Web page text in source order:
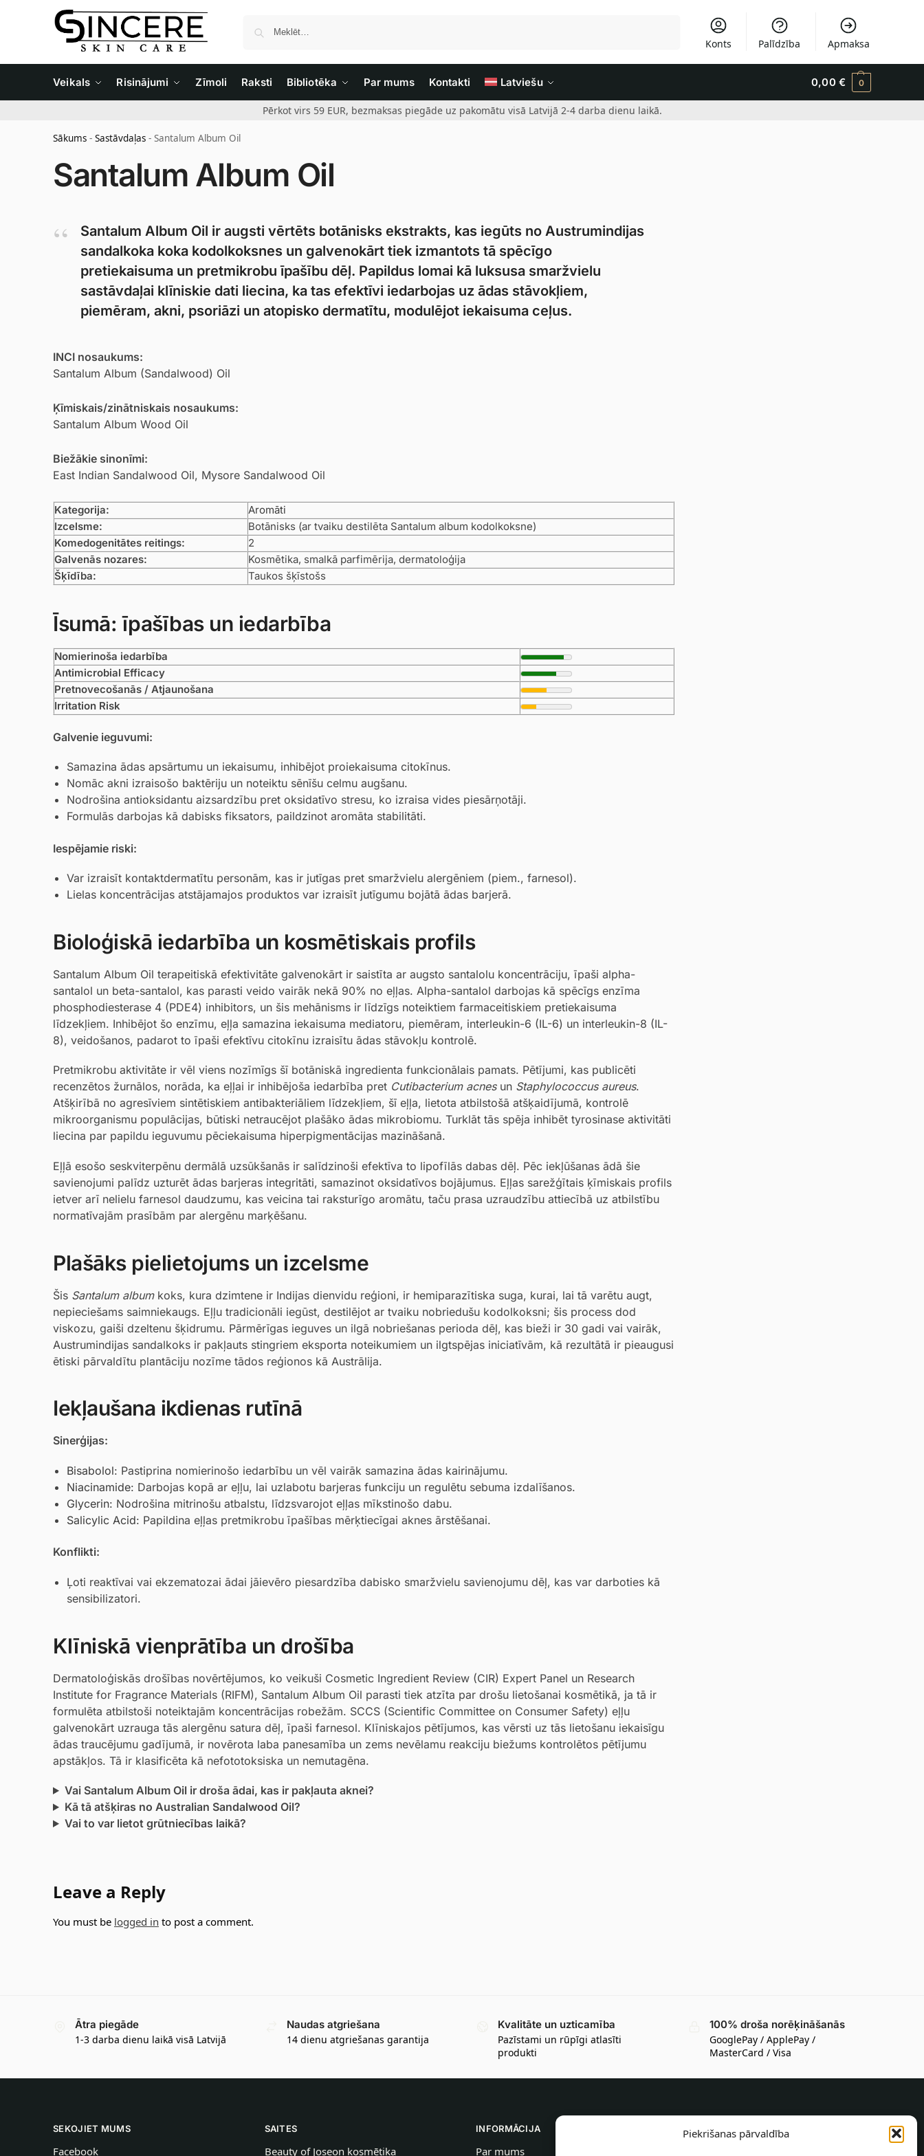
Piekrišanas pārvaldība
Konts Palīdzība Apmaksa
Veikals Risinājumi Zīmoli Raksti Bibliotēka Par mums Kontakti Latviešu 0,00 € 0
Pērkot virs 59 EUR, bezmaksas piegāde uz pakomātu visā Latvijā 2-4 darba dienu laikā.
Sākums - Sastāvdaļas - Santalum Album Oil
Santalum Album Oil
Santalum Album Oil ir augsti vērtēts botānisks ekstrakts, kas iegūts no Austrumindijas
sandalkoka koka kodolkoksnes un galvenokārt tiek izmantots tā spēcīgo
pretiekaisuma un pretmikrobu īpašību dēļ. Papildus lomai kā luksusa smaržvielu
sastāvdaļai klīniskie dati liecina, ka tas efektīvi iedarbojas uz ādas stāvokļiem,
piemēram, akni, psoriāzi un atopisko dermatītu, modulējot iekaisuma ceļus.
INCI nosaukums:
Santalum Album (Sandalwood) Oil
Ķīmiskais/zinātniskais nosaukums:
Santalum Album Wood Oil
Biežākie sinonīmi:
East Indian Sandalwood Oil, Mysore Sandalwood Oil
Kategorija:
Aromāti
Izcelsme:
Botānisks (ar tvaiku destilēta Santalum album kodolkoksne)
Komedogenitātes reitings:
2
Galvenās nozares:
Kosmētika, smalkā parfimērija, dermatoloģija
Šķīdība:
Taukos šķīstošs
Īsumā: īpašības un iedarbība
Nomierinoša iedarbība
Antimicrobial Efficacy
Pretnovecošanās / Atjaunošana
Irritation Risk
Galvenie ieguvumi:
Samazina ādas apsārtumu un iekaisumu, inhibējot proiekaisuma citokīnus.
Nomāc akni izraisošo baktēriju un noteiktu sēnīšu celmu augšanu.
Nodrošina antioksidantu aizsardzību pret oksidatīvo stresu, ko izraisa vides piesārņotāji.
Formulās darbojas kā dabisks fiksators, paildzinot aromāta stabilitāti.
Iespējamie riski:
Var izraisīt kontaktdermatītu personām, kas ir jutīgas pret smaržvielu alergēniem (piem., farnesol).
Lielas koncentrācijas atstājamajos produktos var izraisīt jutīgumu bojātā ādas barjerā.
Bioloģiskā iedarbība un kosmētiskais profils
Santalum Album Oil terapeitiskā efektivitāte galvenokārt ir saistīta ar augsto santalolu koncentrāciju, īpaši alpha-
santalol un beta-santalol, kas parasti veido vairāk nekā 90% no eļļas. Alpha-santalol darbojas kā spēcīgs enzīma
phosphodiesterase 4 (PDE4) inhibitors, un šis mehānisms ir līdzīgs noteiktiem farmaceitiskiem pretiekaisuma
līdzekļiem. Inhibējot šo enzīmu, eļļa samazina iekaisuma mediatoru, piemēram, interleukin-6 (IL-6) un interleukin-8 (IL-
8), veidošanos, padarot to īpaši efektīvu citokīnu izraisītu ādas stāvokļu kontrolē.
Pretmikrobu aktivitāte ir vēl viens nozīmīgs šī botāniskā ingredienta funkcionālais pamats. Pētījumi, kas publicēti
recenzētos žurnālos, norāda, ka eļļai ir inhibējoša iedarbība pret Cutibacterium acnesun Staphylococcus aureus.
Atšķirībā no agresīviem sintētiskiem antibakteriāliem līdzekļiem, šī eļļa, lietota atbilstošā atšķaidījumā, kontrolē
mikroorganismu populācijas, būtiski netraucējot plašāko ādas mikrobiomu. Turklāt tās spēja inhibēt tyrosinase aktivitāti
liecina par papildu ieguvumu pēciekaisuma hiperpigmentācijas mazināšanā.
Eļļā esošo seskviterpēnu dermālā uzsūkšanās ir salīdzinoši efektīva to lipofīlās dabas dēļ. Pēc iekļūšanas ādā šie
savienojumi palīdz uzturēt ādas barjeras integritāti, samazinot oksidatīvos bojājumus. Eļļas sarežģītais ķīmiskais profils
ietver arī nelielu farnesol daudzumu, kas veicina tai raksturīgo aromātu, taču prasa uzraudzību attiecībā uz atbilstību
normatīvajām prasībām par alergēnu marķēšanu.
Plašāks pielietojums un izcelsme
Šis Santalum albumkoks, kura dzimtene ir Indijas dienvidu reģioni, ir hemiparazītiska suga, kurai, lai tā varētu augt,
nepieciešams saimniekaugs. Eļļu tradicionāli iegūst, destilējot ar tvaiku nobriedušu kodolkoksni; šis process dod
viskozu, gaiši dzeltenu šķidrumu. Pārmērīgas ieguves un ilgā nobriešanas perioda dēļ, kas bieži ir 30 gadi vai vairāk,
Austrumindijas sandalkoks ir pakļauts stingriem eksporta noteikumiem un ilgtspējas iniciatīvām, kā rezultātā ir pieaugusi
ētiski pārvaldītu plantāciju nozīme tādos reģionos kā Austrālija.
Iekļaušana ikdienas rutīnā
Sinerģijas:
Bisabolol: Pastiprina nomierinošo iedarbību un vēl vairāk samazina ādas kairinājumu.
Niacinamide: Darbojas kopā ar eļļu, lai uzlabotu barjeras funkciju un regulētu sebuma izdalīšanos.
Glycerin: Nodrošina mitrinošu atbalstu, līdzsvarojot eļļas mīkstinošo dabu.
Salicylic Acid: Papildina eļļas pretmikrobu īpašības mērķtiecīgai aknes ārstēšanai.
Konflikti:
Ļoti reaktīvai vai ekzematozai ādai jāievēro piesardzība dabisko smaržvielu savienojumu dēļ, kas var darboties kā
sensibilizatori.
Klīniskā vienprātība un drošība
Dermatoloģiskās drošības novērtējumos, ko veikuši Cosmetic Ingredient Review (CIR) Expert Panel un Research
Institute for Fragrance Materials (RIFM), Santalum Album Oil parasti tiek atzīta par drošu lietošanai kosmētikā, ja tā ir
formulēta atbilstoši noteiktajām koncentrācijas robežām. SCCS (Scientific Committee on Consumer Safety) eļļu
galvenokārt uzrauga tās alergēnu satura dēļ, īpaši farnesol. Klīniskajos pētījumos, kas vērsti uz tās lietošanu iekaisīgu
ādas traucējumu gadījumā, ir novērota laba panesamība un zems nevēlamu reakciju biežums kontrolētos pētījumu
apstākļos. Tā ir klasificēta kā nefototoksiska un nemutagēna.
Vai Santalum Album Oil ir droša ādai, kas ir pakļauta aknei?
Kā tā atšķiras no Australian Sandalwood Oil?
Vai to var lietot grūtniecības laikā?
Leave a Reply
You must be logged in to post a comment.
Ātra piegāde
1-3 darba dienu laikā visā Latvijā
Naudas atgriešana
14 dienu atgriešanas garantija
Kvalitāte un uzticamība
Pazīstami un rūpīgi atlasīti
produkti
100% droša norēķināšanās
GooglePay / ApplePay /
MasterCard / Visa
SEKOJIET MUMS
Facebook
SAITES
Beauty of Joseon kosmētika
INFORMĀCIJA
Par mums
INFORMĀCIJA PIRCĒJAM